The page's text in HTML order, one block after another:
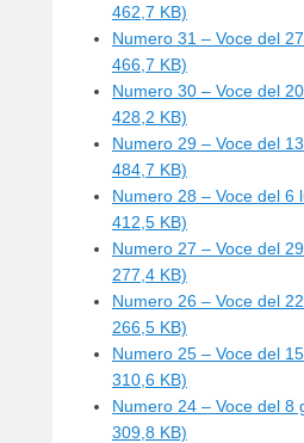
462,7 KB)
Numero 31 – Voce del
466,7 KB)
Numero 30 – Voce del
428,2 KB)
Numero 29 – Voce del
484,7 KB)
Numero 28 – Voce del 6
412,5 KB)
Numero 27 – Voce del
277,4 KB)
Numero 26 – Voce del
266,5 KB)
Numero 25 – Voce del
310,6 KB)
Numero 24 – Voce del 8
309,8 KB)